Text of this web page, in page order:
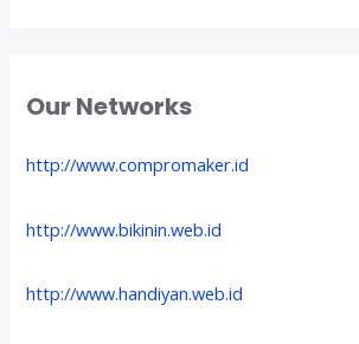
Our Networks
http://www.compromaker.id
http://www.bikinin.web.id
http://www.handiyan.web.id